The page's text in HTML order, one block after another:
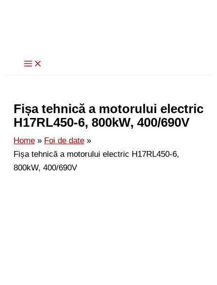
Fișa tehnică a motorului electric
H17RL450-6, 800kW, 400/690V
Home
Foi de date
Fișa tehnică a motorului electric H17RL450-6,
800kW, 400/690V